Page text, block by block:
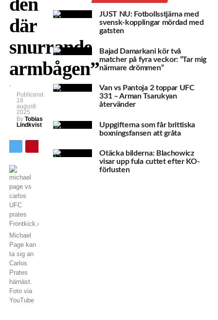
där
snurrande
armbågen”
Publicerat
18
augusti
2025
By Tobias
Lindkvist
Michael
Page kan
ta sig an
Carlos
Prates
härnäst.
Foto via
YouTube
JUST NU: Fotbollsstjärna med
svensk-kopplingar mördad med
gatsten
Bajad Damarkani kör två
matcher på fyra veckor: ”Tar mig
närmare drömmen”
Van vs Pantoja 2 toppar UFC
331 – Arman Tsarukyan
återvänder
Uppgifterna som får brittiska
boxningsfansen att gråta
Otäcka bilderna: Blachowicz
visar upp fula cuttet efter KO-
förlusten